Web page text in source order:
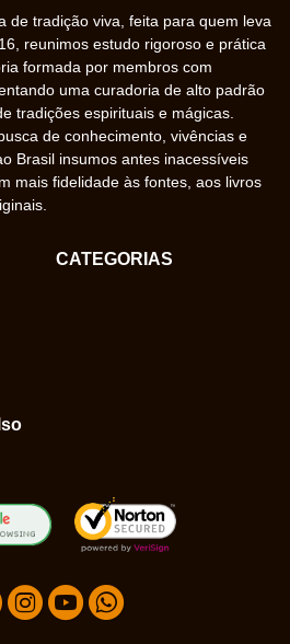
de tradição viva, feita para quem leva
reunimos estudo rigoroso e prática
formada por membros com
uma curadoria de alto padrão
tradições espirituais e mágicas.
de conhecimento, vivências e
Brasil insumos antes inacessíveis
mais fidelidade às fontes, aos livros
CATEGORIAS